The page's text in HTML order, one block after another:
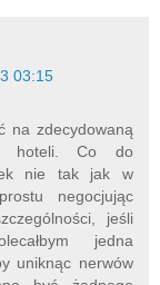
03:15
na zdecydowaną
hoteli. Co do
nie tak jak w
negocjując
jeśli
jedna
uniknąc nerwów